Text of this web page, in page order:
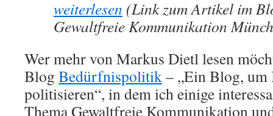
weiterlesen (Link zum Artikel im
Gewaltfreie Kommunikation
Wer mehr von Markus Dietl lesen
Blog Bedürfnispolitik– „Ein Blog, um
politisieren“, in dem ich einige
Thema Gewaltfreie Kommunikation